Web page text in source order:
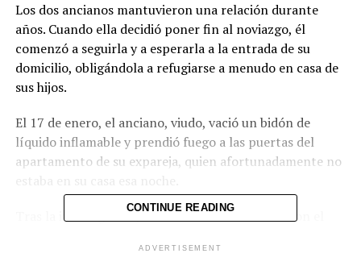
Los dos ancianos mantuvieron una relación durante
años. Cuando ella decidió poner fin al noviazgo, él
comenzó a seguirla y a esperarla a la entrada de su
domicilio, obligándola a refugiarse a menudo en casa de
sus hijos.
El 17 de enero, el anciano, viudo, vació un bidón de
líquido inflamable y prendió fuego a las puertas del
apartamento de su expareja, quien afortunadamente no
Tras la investigación, los carabineros transfirieron el
fusiles y las municiones de las que disponía el anciano.
CONTINUE READING
ADVERTISEMENT